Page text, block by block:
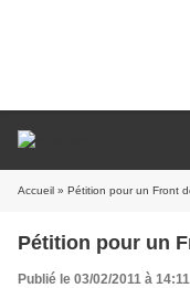
Accueil » Pétition pour un Front
Pétition pour un
Publié le 03/02/2011 à 14:11